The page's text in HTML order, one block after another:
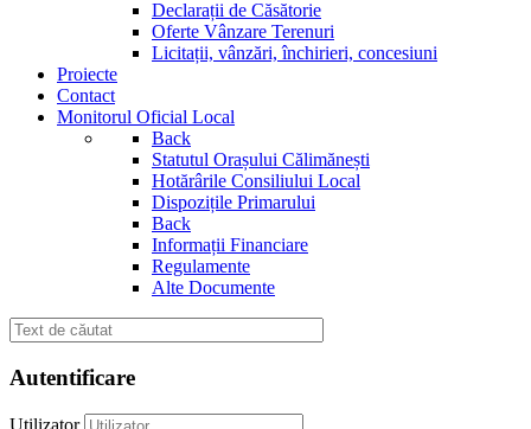
Declarații de Căsătorie
Oferte Vânzare Terenuri
Licitații, vânzări, închirieri, concesiuni
Proiecte
Contact
Monitorul Oficial Local
Back
Statutul Orașului Călimănești
Hotărârile Consiliului Local
Dispozițile Primarului
Back
Informații Financiare
Regulamente
Alte Documente
Autentificare
Utilizator